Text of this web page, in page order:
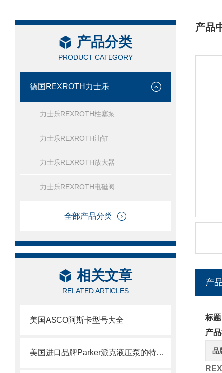
产品分类
PRODUCT CATEGORY
德国REXROTH力士乐
力士乐REXROTH柱塞泵
力士乐REXROTH油缸
力士乐REXROTH放大器
力士乐REXROTH电磁阀
全部产品分类
相关文章
RELATED ARTICLES
美国ASCO阿斯卡型号大全
美国进口品牌Parker派克液压泵的特点及用途
产品
/
产
标
产
品